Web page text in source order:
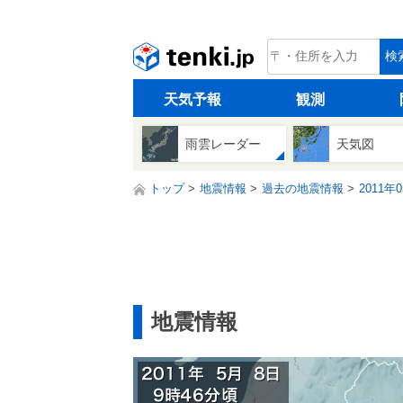
tenki.jp 検
天気予報 観測
雨雲レーダー 天気図
トップ 地震情報 過去の地震情報 2011年
地震情報